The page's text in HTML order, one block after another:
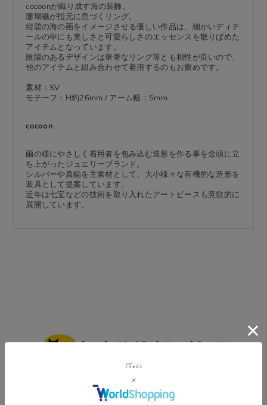
cocoonが織り成す海の装飾。
珊瑚礁が指元に息づくリング。
紺碧の海の画をイメージさせる優しい作品は、細かいディテ
ールの中にも美しさと可愛らしさのエッセンスを散りばめた
アイテムとなっています。
陰陽のあるデザインは華奢なリング等とも相性が良いので、
他のアイテムと組み合わせて着用するのもお薦めです。
素材：SV
モチーフ：H約26mm / アーム幅：5mm
cocoon
繭の様にやさしく着用者を包み込む造形を作る事を念頭に立
ち上がったジュエリーブランド。
シルバーや真鍮を主素材として、大小様々な有機的な造形を
装具として提案しています。
近年は七宝などの技術を取り入れたアートピースも意欲的に
展開しています。